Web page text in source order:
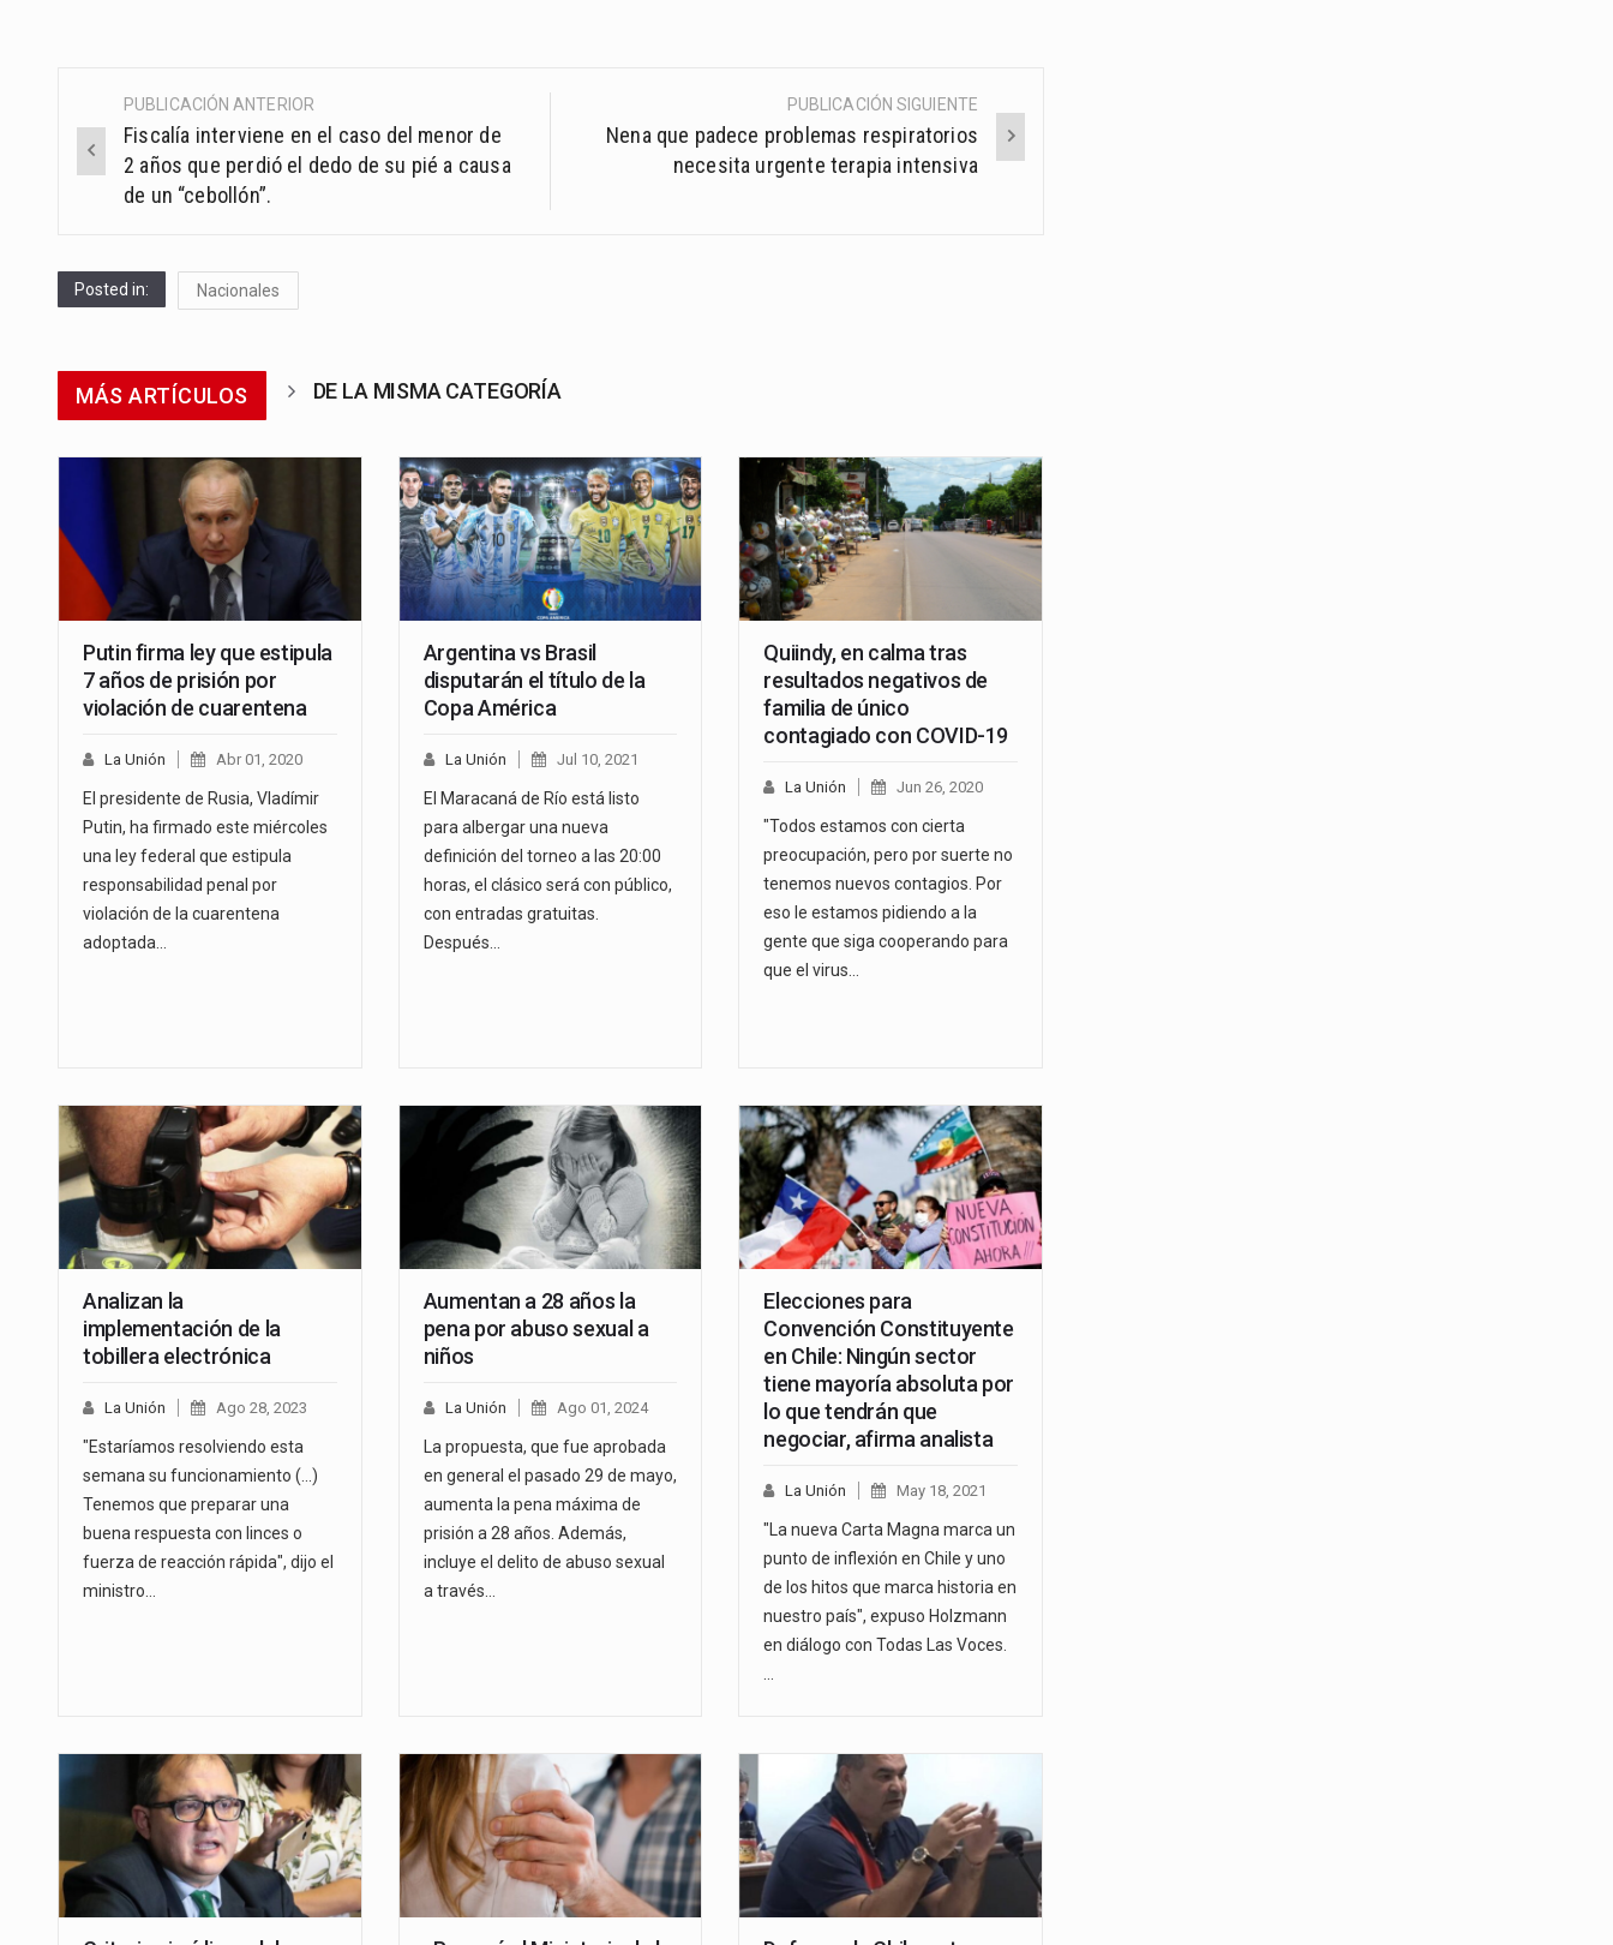
Post
navigation
PUBLICACIÓN ANTERIOR
Fiscalía interviene en el caso del menor de
2 años que perdió el dedo de su pié a causa
de un “cebollón”.
PUBLICACIÓN SIGUIENTE
Nena que padece problemas respiratorios
necesita urgente terapia intensiva
Posted in: Nacionales
MÁS ARTÍCULOS DE LA MISMA CATEGORÍA
Putin firma ley que estipula
7 años de prisión por
violación de cuarentena
La Unión Abr 01, 2020
El presidente de Rusia, Vladímir
Putin, ha firmado este miércoles
una ley federal que estipula
responsabilidad penal por
violación de la cuarentena
adoptada…
Argentina vs Brasil
disputarán el título de la
Copa América
La Unión Jul 10, 2021
El Maracaná de Río está listo
para albergar una nueva
definición del torneo a las 20:00
horas, el clásico será con público,
con entradas gratuitas.
Después…
Quiindy, en calma tras
resultados negativos de
familia de único
contagiado con COVID-19
La Unión Jun 26, 2020
"Todos estamos con cierta
preocupación, pero por suerte no
tenemos nuevos contagios. Por
eso le estamos pidiendo a la
gente que siga cooperando para
que el virus…
Analizan la
implementación de la
tobillera electrónica
La Unión Ago 28, 2023
"Estaríamos resolviendo esta
semana su funcionamiento (...)
Tenemos que preparar una
buena respuesta con linces o
fuerza de reacción rápida", dijo el
ministro…
Aumentan a 28 años la
pena por abuso sexual a
niños
La Unión Ago 01, 2024
La propuesta, que fue aprobada
en general el pasado 29 de mayo,
aumenta la pena máxima de
prisión a 28 años. Además,
incluye el delito de abuso sexual
a través…
Elecciones para
Convención Constituyente
en Chile: Ningún sector
tiene mayoría absoluta por
lo que tendrán que
negociar, afirma analista
La Unión May 18, 2021
"La nueva Carta Magna marca un
punto de inflexión en Chile y uno
de los hitos que marca historia en
nuestro país", expuso Holzmann
en diálogo con Todas Las Voces.
…